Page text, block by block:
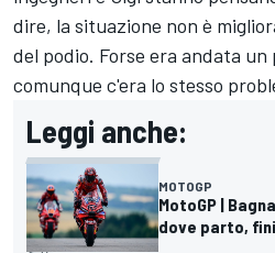
dire, la situazione non è
del podio. Forse era andata un
comunque c'era lo stesso
Leggi anche:
MOTOGP
MotoGP |
dove parto,